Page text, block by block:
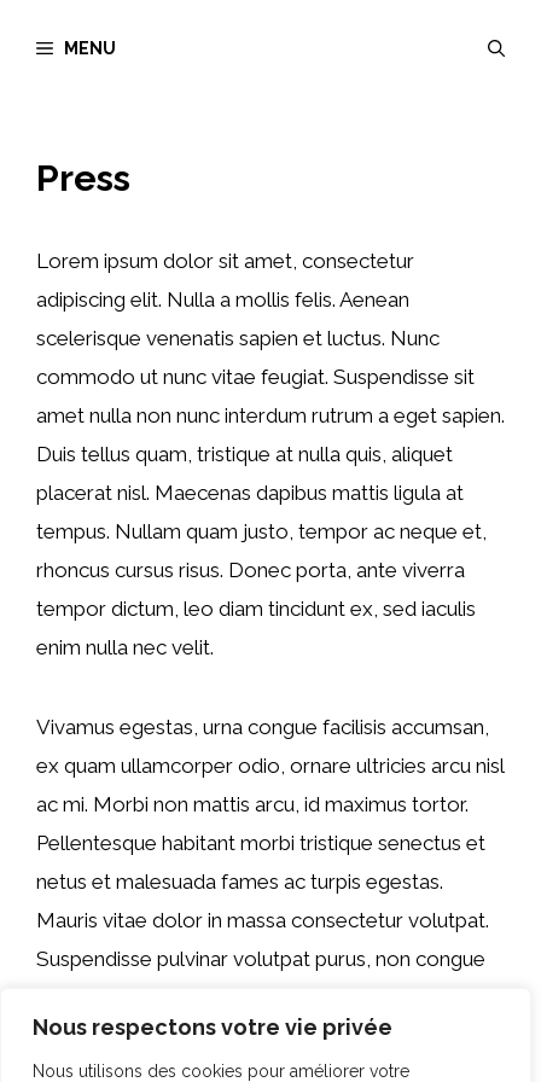
Nous respectons votre vie privée
Nous utilisons des cookies pour améliorer votre
MENU
Press
Lorem ipsum dolor sit amet, consectetur
adipiscing elit. Nulla a mollis felis. Aenean
scelerisque venenatis sapien et luctus. Nunc
commodo ut nunc vitae feugiat. Suspendisse sit
amet nulla non nunc interdum rutrum a eget sapien.
Duis tellus quam, tristique at nulla quis, aliquet
placerat nisl. Maecenas dapibus mattis ligula at
tempus. Nullam quam justo, tempor ac neque et,
rhoncus cursus risus. Donec porta, ante viverra
tempor dictum, leo diam tincidunt ex, sed iaculis
enim nulla nec velit.
Vivamus egestas, urna congue facilisis accumsan,
ex quam ullamcorper odio, ornare ultricies arcu nisl
ac mi. Morbi non mattis arcu, id maximus tortor.
Pellentesque habitant morbi tristique senectus et
netus et malesuada fames ac turpis egestas.
Mauris vitae dolor in massa consectetur volutpat.
Suspendisse pulvinar volutpat purus, non congue
non imperdiet augue feugiat non. Morbi luctus
lobortis venenatis.